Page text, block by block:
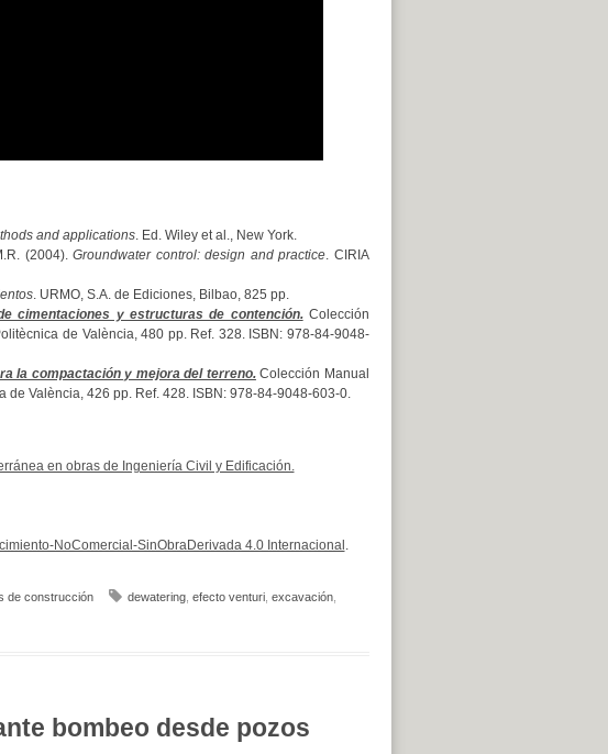
and applications. Ed. Wiley et al., New York.
(2004).Groundwater control: design and practice . CIRIA
. URMO, S.A. de Ediciones, Bilbao, 825 pp.
cimentaciones y estructuras de contención.Colección
de València, 480 pp. Ref. 328. ISBN: 978-84-9048-
la compactación y mejora del terreno.Colección Manual
València, 426 pp. Ref. 428. ISBN: 978-84-9048-603-0.
en obras de Ingeniería Civil y Edificación.
NoComercial-SinObraDerivada 4.0 Internacional
de construcción dewatering, efecto venturi, excavación,
bombeo desde pozos